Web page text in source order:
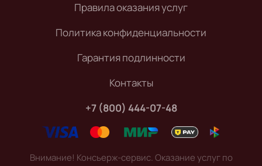
Правила оказания услуг
Политика конфиденциальности
Гарантия подлинности
Контакты
+7 (800) 444-07-48
Внимание! Консьерж-сервис. Оказание услуг по